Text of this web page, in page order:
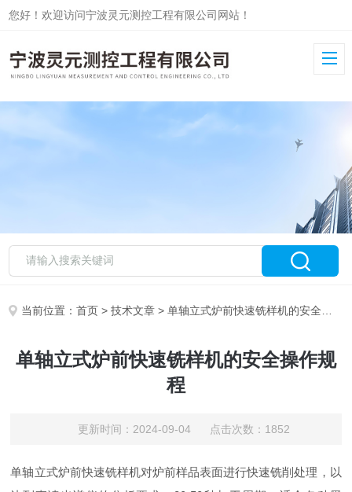
您好！欢迎访问宁波灵元测控工程有限公司网站！
当前位置：首页 >技术文章 > 单轴立式炉前快速铣样机的安全操作规程
单轴立式炉前快速铣样机的安全操作规
程
更新时间：2024-09-04 点击次数：1852
单轴立式炉前快速铣样机对炉前样品表面进行快速铣削处理，以